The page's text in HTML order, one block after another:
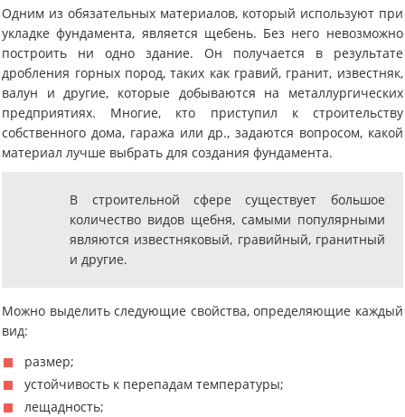
Одним из обязательных материалов, который используют при
укладке фундамента, является щебень. Без него невозможно
построить ни одно здание. Он получается в результате
дробления горных пород, таких как гравий, гранит, известняк,
валун и другие, которые добываются на металлургических
предприятиях. Многие, кто приступил к строительству
собственного дома, гаража или др., задаются вопросом, какой
материал лучше выбрать для создания фундамента.
В строительной сфере существует большое
количество видов щебня, самыми популярными
являются известняковый, гравийный, гранитный
и другие.
Можно выделить следующие свойства, определяющие каждый
вид:
размер;
устойчивость к перепадам температуры;
лещадность;